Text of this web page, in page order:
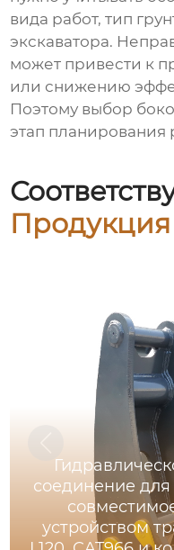
вида работ, тип
экскаватора.
может привести к
или снижению
Поэтому выбор
этап планирования
Продукция
соединение для
устройством